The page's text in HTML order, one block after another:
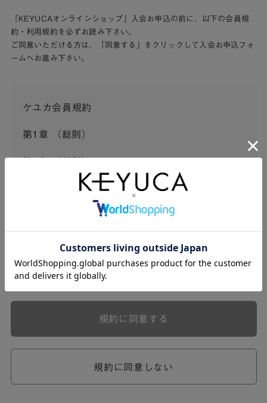
「KEYUCAオンラインショップ」入会お申込の前に、以下の会員規
約・利用規約を必ずお読み下さい。
ご同意いただける方は、「同意する」をクリックして入会お申込フォ
ームへお進み下さい。
ケユカ会員規約
第1章 （総則）
この会員規約（以下「本規約」といいます。）は、河淳株
式会社ケユカ事業部（以下「弊社」といいます。）が提供
する一連のサービスに関し、弊社が次条の定めに従い入会
本規約は、会員と弊社との間のサービスの利用に関わる一
切の関係に適用されるものとします。
弊社が一連のサービスを提供するにあたり、本規約のほ
ら個別規定はその名称のいかんに関わらず、本規約の一部
めが優先されるものとします。
規約に同意しない
規約に同意する